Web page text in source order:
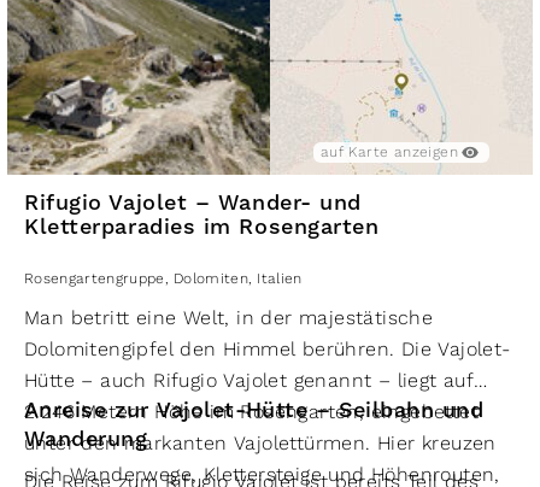
Spezialitäten stärken kann.
Tipp: Touren individuell kombinieren
Alle drei Touren lassen sich je nach Kondition und
Zeit verbinden. So erlebt man die
Rosengartengruppevon sanften Wanderwegen bis
zu anspruchsvollenKlettersteigen Dolomiten–
ein perfektes Erlebnis für jeden Bergfreund.
auf Karte anzeigen
Rifugio Vajolet – Wander- und
Kletterparadies im Rosengarten
Rosengartengruppe, Dolomiten, Italien
Man betritt eine Welt, in der majestätische
Dolomitengipfel den Himmel berühren. Die Vajolet-
Hütte – auch Rifugio Vajolet genannt – liegt auf
2.246 Metern Höhe im Rosengarten, eingebettet
unter den markanten Vajolettürmen. Hier kreuzen
sich Wanderwege, Klettersteige und Höhenrouten,
Anreise zur Vajolet-Hütte – Seilbahn und
Wanderung
Die Reise zum Rifugio Vajolet ist bereits Teil des